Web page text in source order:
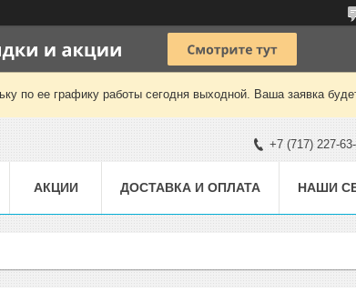
по ее графику работы сегодня выходной. Ваша заявка
+7 (717) 227-
АКЦИИ ДОСТАВКА И ОПЛАТА НАШИ